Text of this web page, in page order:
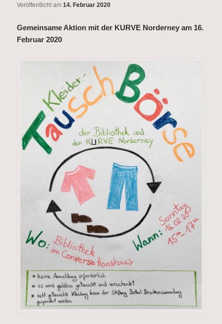
Veröffentlicht am14. Februar 2020
Gemeinsame Aktion mit der KURVE Norderney am 16.
Februar 2020